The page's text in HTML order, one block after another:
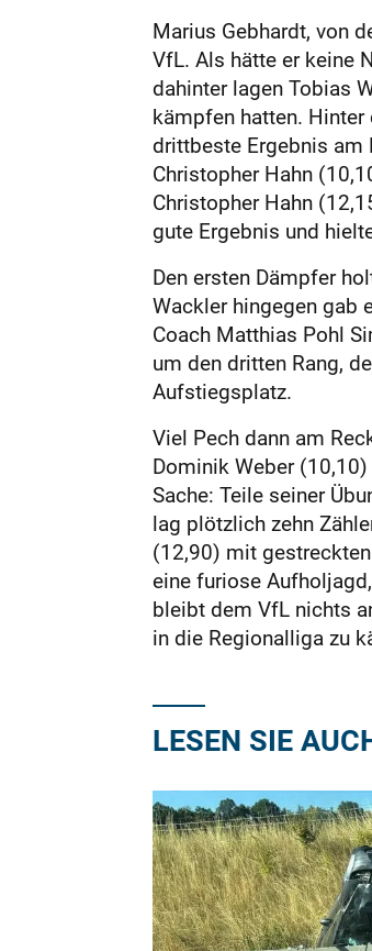
Marius Gebhardt, von
VfL. Als hätte er keine
dahinter lagen Tobias
kämpfen hatten.
drittbeste Ergebnis am
Chris­topher Hahn
Christopher Hahn
gute Ergebnis und
Den ersten Dämpfer
Wackler hingegen gab
Coach Matthias Pohl
um den dritten Rang,
Aufstiegsplatz.
Viel Pech dann am
Dominik Weber
Sache: Teile seiner
lag plötzlich zehn
(12,90) mit
eine furiose
bleibt dem VfL nichts
in die Regionalliga zu
LESEN SIE